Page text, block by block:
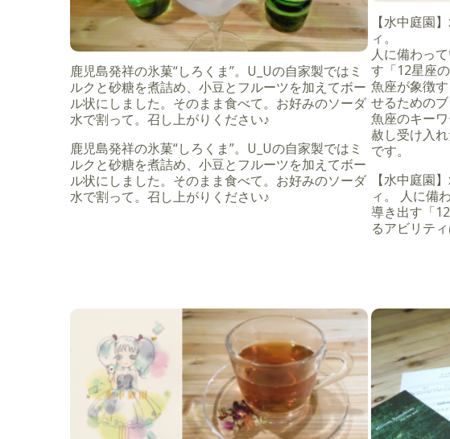
鹿児島発祥の氷菓“しろくま”。U_Uの自家製ではミ
ルクと砂糖を煮詰め、小豆とフルーツを加えてボー
ル状にしました。そのまま食べて。お好みのソーダ
水で割って。召し上がりください♪
鹿児島発祥の氷菓“しろくま”。U_Uの自家製ではミ
ルクと砂糖を煮詰め、小豆とフルーツを加えてボー
ル状にしました。そのまま食べて。お好みのソーダ
水で割って。召し上がりください♪
【水中庭園
ィ。
人に備わっ
す「12星座
魚座が象徴
せるためのブ
魚座のキー
赦し受け入
です。
【水中庭園
ィ。 人に備
導き出す「
るアビリテ